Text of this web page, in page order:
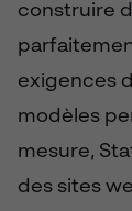
construire
exigences
modèles
mesure,
des sites